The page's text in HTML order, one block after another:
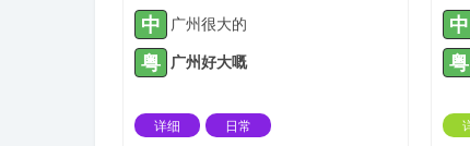
中 广州很大的
粤 广州好大嘅
详细
日常
中
粤